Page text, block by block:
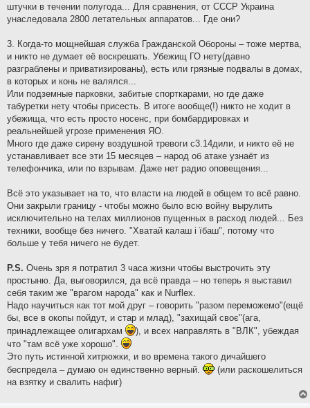
штучки в течении полугода... Для сравнения, от СССР Украина
унаследовала 2800 летательных аппаратов... Где они?
3. Когда-то мощнейшая служба Гражданской Обороны – тоже мертва,
и никто не думает её воскрешать. Убежищ ГО нету(давно
разграблены и приватизированы), есть или грязные подвалы в домах,
в которых и конь не валялся...
Или подземные парковки, забитые спорткарами, но где даже
табуретки нету чтобы присесть. В итоге вообще(!) никто не ходит в
убежища, что есть просто носенс, при бомбардировках и
реальнейшей угрозе применения ЯО.
Много где даже сирену воздушной тревоги с3.14дили, и никто её не
устанавливает все эти 15 месяцев – народ об атаке узнаёт из
телефончика, или по взрывам. Даже нет радио оповещения...
Всё это указывает на то, что власти на людей в общем то всё равно.
Они закрыли границу - чтобы можно было всю войну вырулить
исключительно на телах миллионов пущенных в расход людей... Без
техники, вообще без ничего. "Хватай калаш i їбаш", потому что
больше у тебя ничего не будет.
P.S. Очень зря я потратил 3 часа жизни чтобы выстрочить эту
простыню. Да, выговорился, да всё правда – но теперь я выставил
себя таким же "врагом народа" как и Nurflex.
Надо научиться как тот мой друг – говорить "разом переможемо"(ещё
бы, все в окопы пойдут, и стар и млад), "захищай своє"(ага,
принадлежащее олигархам
), и всех направлять в "ВЛК", убеждая
что "там всё уже хорошо".
Это путь истинной хитрюжки, и во времена такого дичайшего
беспредела – думаю он единственно верный.
(или раскошелиться
на взятку и свалить нафиг)